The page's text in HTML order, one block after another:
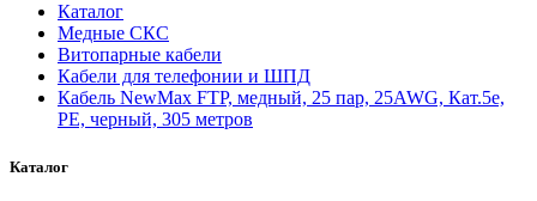
Каталог
Медные СКС
Витопарные кабели
Кабели для телефонии и ШПД
Кабель NewMax FTP, медный, 25 пар, 25AWG, Кат.5e,
PE, черный, 305 метров
Каталог